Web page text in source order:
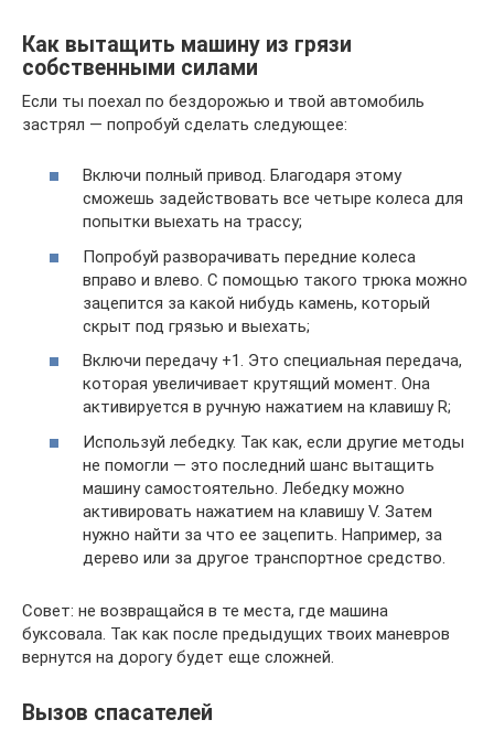
Как вытащить машину из грязи
собственными силами
Если ты поехал по бездорожью и твой автомобиль
застрял — попробуй сделать следующее:
Включи полный привод. Благодаря этому
сможешь задействовать все четыре колеса для
попытки выехать на трассу;
Попробуй разворачивать передние колеса
вправо и влево. С помощью такого трюка можно
зацепится за какой нибудь камень, который
скрыт под грязью и выехать;
Включи передачу +1. Это специальная передача,
которая увеличивает крутящий момент. Она
активируется в ручную нажатием на клавишу R;
Используй лебедку. Так как, если другие методы
не помогли — это последний шанс вытащить
машину самостоятельно. Лебедку можно
активировать нажатием на клавишу V. Затем
нужно найти за что ее зацепить. Например, за
дерево или за другое транспортное средство.
Совет: не возвращайся в те места, где машина
буксовала. Так как после предыдущих твоих маневров
вернутся на дорогу будет еще сложней.
Вызов спасателей